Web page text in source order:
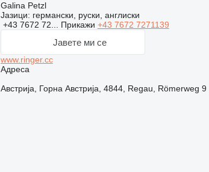
Galina Petzl
Јазици: германски, руски, англиски
+43 7672 72... Прикажи +43 7672 7271139
Јавете ми се
www.ringer.cc
Адреса
Австрија, Горна Австрија, 4844, Regau, Römerweg 9